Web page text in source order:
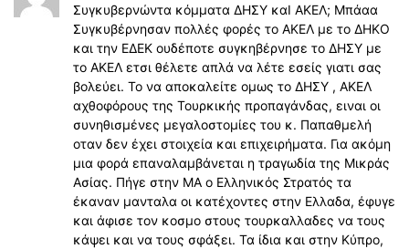
Συγκυβερνώντα κόμματα ΔΗΣΥ καΙ ΑΚΕΛ; Μπάαα
Συγκυβέρνησαν πολλές φορές το ΑΚΕΛ με το ΔΗΚΟ
και την ΕΔΕΚ ουδέποτε συγκηβέρνησε το ΔΗΣΥ με
το ΑΚΕΛ ετσι θέλετε απλά να λέτε εσείς γιατι σας
βολεύει. Το να αποκαλείτε ομως το ΔΗΣΥ , ΑΚΕΛ
αχθοφόρους της Τουρκικής προπαγάνδας, ειναι οι
συνηθισμένες μεγαλοστομίες του κ. Παπαθμελή
οταν δεν έχει στοιχεία και επιχειρήματα. Για ακόμη
μια φορά επαναλαμβάνεται η τραγωδία της Μικράς
Ασίας. Πήγε στην ΜΑ ο Ελληνικός Στρατός τα
έκαναν μανταλα οι κατέχοντες στην Ελλαδα, έφυγε
και άφισε τον κοσμο στους τουρκαλλαδες να τους
κάψει και να τους σφάξει. Τα ίδια και στην Κύπρο,